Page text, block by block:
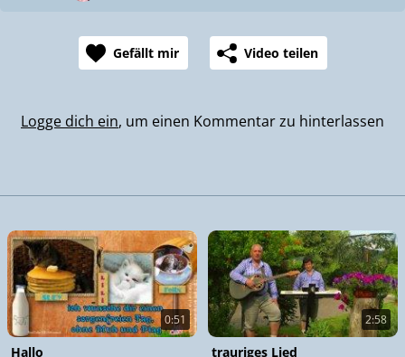
Gefällt mir Video teilen
Logge dich ein, um einen Kommentar zu hinterlassen
0:51
Hallo
2:58
trauriges Lied